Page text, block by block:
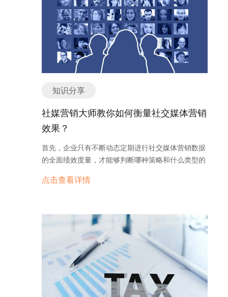
知识分享
社媒营销大师教你如何衡量社交媒体营销
效果？
首先，企业只有不断动态定期进行社交媒体营销数据
的全面绩效度量，才能够判断哪种策略和什么类型的
化和调整。效果衡量主要应衡量以下几方面的内容：
（ROI） 一、社交媒体绩效度量的特点 社交媒体平
台的绩效度量是根据真实用户进行衡量，相比于其它
营销方法，社交媒体绩效度量有以下三个特点。 1、
高准确性 社交媒体平台使用以人为本的衡量工具，以
平台的有效用户产生的成效分析为基础。 根据真实的
用户生成，不同于其他只追踪设备、Cookie 或浏览
器的衡量工具。 轻松地跨各个数字广告投放平台追踪
点击查看详情